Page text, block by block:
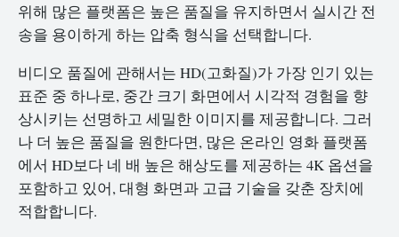
위해 많은 플랫폼은 높은 품질을 유지하면서 실시간 전
송을 용이하게 하는 압축 형식을 선택합니다.
비디오 품질에 관해서는 HD(고화질)가 가장 인기 있는
표준 중 하나로, 중간 크기 화면에서 시각적 경험을 향
상시키는 선명하고 세밀한 이미지를 제공합니다. 그러
나 더 높은 품질을 원한다면, 많은 온라인 영화 플랫폼
에서 HD보다 네 배 높은 해상도를 제공하는 4K 옵션을
포함하고 있어, 대형 화면과 고급 기술을 갖춘 장치에
적합합니다.